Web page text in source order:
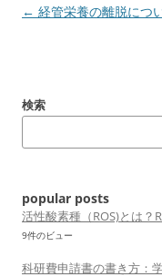
投
ゲ
ン
← 経管栄養の離脱につ
検索
popular posts
活性酸素種（ROS)とは？
9件のビュー
科研費申請書の書き方：